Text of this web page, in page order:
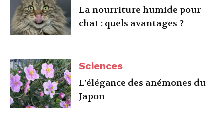
La nourriture humide pour
chat : quels avantages ?
Sciences
L’élégance des anémones du
Japon